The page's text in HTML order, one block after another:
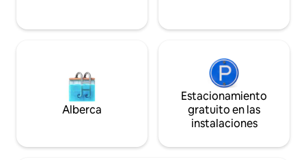
Alberca
Estacionamiento
gratuito en las
instalaciones